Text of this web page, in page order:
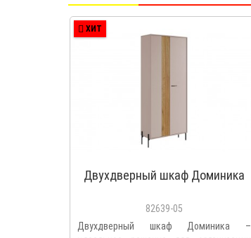
ХИТ
Двухдверный шкаф Доминика
82639-05
Двухдверный шкаф Доминика –